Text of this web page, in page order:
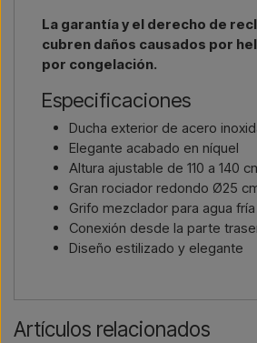
La garantía y el derecho de
cubren daños causados por
por congelación.
Especificaciones
Ducha exterior de acero
Elegante acabado en níquel
Altura ajustable de 110 a 140
Gran rociador redondo Ø25
Grifo mezclador para agua
Conexión desde la parte
Diseño estilizado y elegante
Artículos relacionados